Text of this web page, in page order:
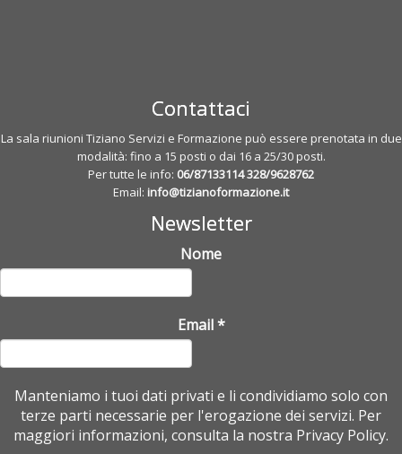
Contattaci
La sala riunioni Tiziano Servizi e Formazione può essere prenotata in due
modalità: fino a 15 posti o dai 16 a 25/30 posti.
Per tutte le info: 06/87133114328/9628762
Email: info@tizianoformazione.it
Newsletter
Nome
Email*
Manteniamo i tuoi dati privati e li condividiamo solo con
terze parti necessarie per l'erogazione dei servizi. Per
maggiori informazioni, consulta la nostra Privacy Policy.